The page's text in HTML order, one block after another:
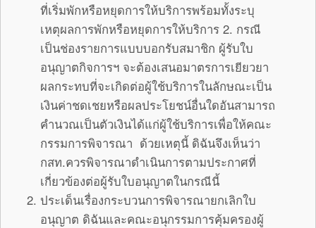
ที่เริ่มพักหรือหยุดการให้บริการพร้อมทั้งระบุ
เหตุผลการพักหรือหยุดการให้บริการ 2. กรณี
เป็นช่องรายการแบบบอกรับสมาชิก ผู้รับใบ
อนุญาตกิจการฯ จะต้องเสนอมาตรการเยียวยา
ผลกระทบที่จะเกิดต่อผู้ใช้บริการในลักษณะเป็น
เงินค่าชดเชยหรือผลประโยชน์อื่นใดอันสามารถ
คำนวณเป็นตัวเงินได้แก่ผู้ใช้บริการเพื่อให้คณะ
กรรมการพิจารณา ด้วยเหตุนี้ ดิฉันจึงเห็นว่า
กสท.ควรพิจารณาดำเนินการตามประกาศที่
เกี่ยวข้องต่อผู้รับใบอนุญาตในกรณีนี้
ประเด็นเรื่องกระบวนการพิจารณายกเลิกใบ
อนุญาต ดิฉันและคณะอนุกรรมการคุ้มครองผู้